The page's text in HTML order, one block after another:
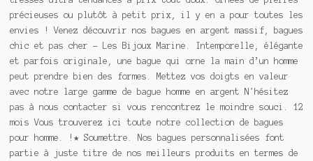
précieuses ou plutôt à petit prix, il y en a pour toutes les
envies ! Venez découvrir nos bagues en argent massif, bagues
chic et pas cher - Les Bijoux Marine. Intemporelle, élégante
et parfois originale, une bague qui orne la main d’un homme
peut prendre bien des formes. Mettez vos doigts en valeur
avec notre large gamme de bague homme en argent N'hésitez
pas à nous contacter si vous rencontrez le moindre souci. 12
mois Vous trouverez ici toute notre collection de bagues
pour homme. !★ Soumettre. Nos bagues personnalisées font
partie à juste titre de nos meilleurs produits en termes de